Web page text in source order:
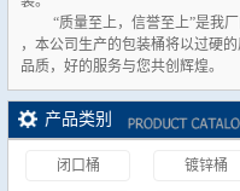
“质量至上，信誉至上”是我
，本公司生产的包装桶将以过硬
品质，好的服务与您共创辉煌。
产品类别
闭口桶 镀锌桶